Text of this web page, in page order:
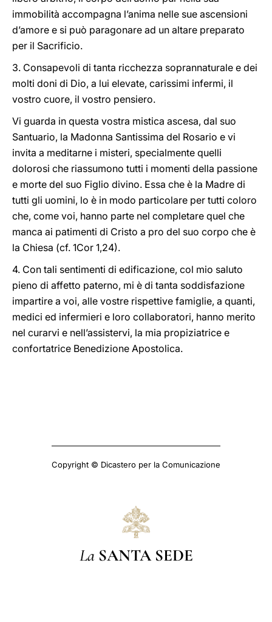
immobilità accompagna l’anima nelle sue ascensioni
d’amore e si può paragonare ad un altare preparato
per il Sacrificio.
3. Consapevoli di tanta ricchezza soprannaturale e dei
molti doni di Dio, a lui elevate, carissimi infermi, il
vostro cuore, il vostro pensiero.
Vi guarda in questa vostra mistica ascesa, dal suo
Santuario, la Madonna Santissima del Rosario e vi
invita a meditarne i misteri, specialmente quelli
dolorosi che riassumono tutti i momenti della passione
e morte del suo Figlio divino. Essa che è la Madre di
tutti gli uomini, lo è in modo particolare per tutti coloro
che, come voi, hanno parte nel completare quel che
manca ai patimenti di Cristo a pro del suo corpo che è
la Chiesa (cf. 1Cor 1,24).
4. Con tali sentimenti di edificazione, col mio saluto
pieno di affetto paterno, mi è di tanta soddisfazione
impartire a voi, alle vostre rispettive famiglie, a quanti,
medici ed infermieri e loro collaboratori, hanno merito
nel curarvi e nell’assistervi, la mia propiziatrice e
confortatrice Benedizione Apostolica.
Copyright © Dicastero per la Comunicazione
La SANTA SEDE